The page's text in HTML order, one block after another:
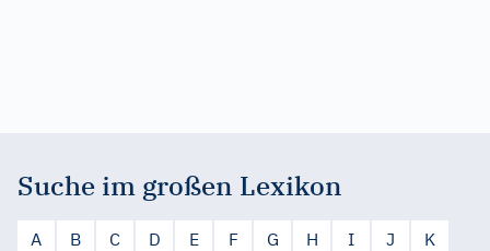
Suche im großen Lexikon
A B C D E F G H I J
K